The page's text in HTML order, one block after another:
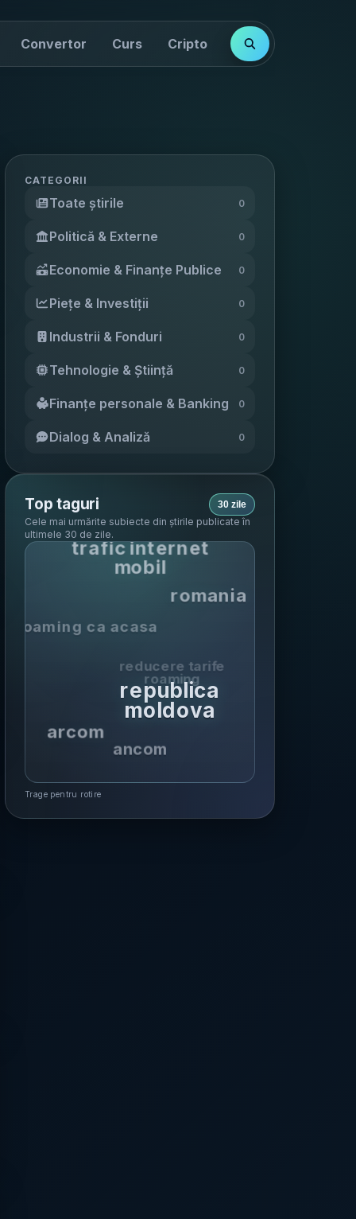
Convertor Curs Cripto Cotații
CATEGORII
Toate știrile 0
Politică & Externe 0
Economie & Finanțe Publice 0
Piețe & Investiții 0
Industrii & Fonduri 0
Tehnologie & Știință 0
Finanțe personale & Banking 0
Dialog & Analiză 0
Top taguri 30 zile
Cele mai urmărite subiecte din știrile publicate în
ultimele 30 de zile.
ancom
arcom
reducere tarife
roaming
republica
moldova
roaming ca acasa
romania
trafic internet
mobil
Trage pentru rotire